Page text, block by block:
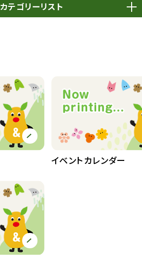
カテゴリーリスト
117
510
407
イベントカレンダー